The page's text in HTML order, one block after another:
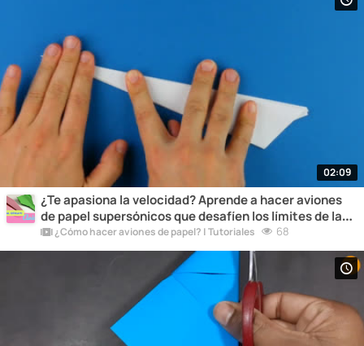
02:09
¿Te apasiona la velocidad? Aprende a hacer aviones
de papel supersónicos que desafíen los límites de la
física y alcancen velocidades asombrosas.
¿Cómo hacer aviones de papel? | Tutoriales 68